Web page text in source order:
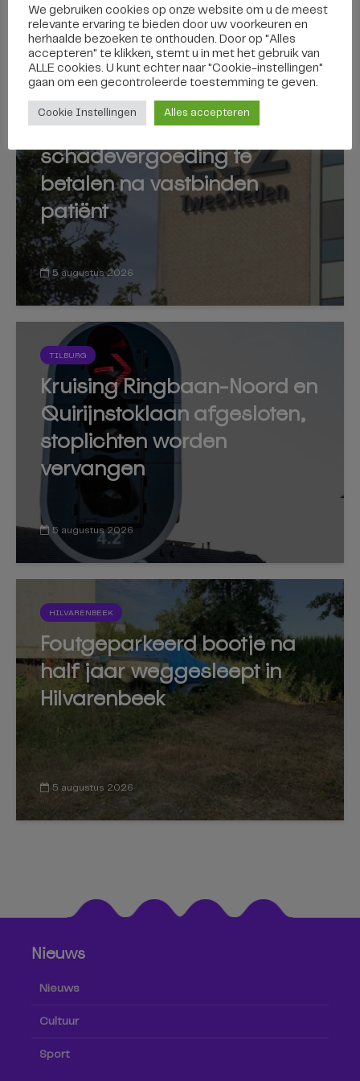
Dit vind je misschien ook interessant
ETZ hoeft geen
schadevergoeding te
betalen na vastbinden
patiënt
5 augustus 2026
TILBURG
Kruising Ringbaan-Noord en
Quirijnstoklaan afgesloten,
stoplichten worden
vervangen
5 augustus 2026
HILVARENBEEK
Foutgeparkeerd bootje na
half jaar weggesleept in
Hilvarenbeek
5 augustus 2026
Nieuws
Nieuws
Cultuur
Sport
We gebruiken cookies op onze website om u de meest
relevante ervaring te bieden door uw voorkeuren en
herhaalde bezoeken te onthouden. Door op "Alles
accepteren" te klikken, stemt u in met het gebruik van
ALLE cookies. U kunt echter naar "Cookie-instellingen"
gaan om een ​​gecontroleerde toestemming te geven.
Cookie Instellingen Alles accepteren